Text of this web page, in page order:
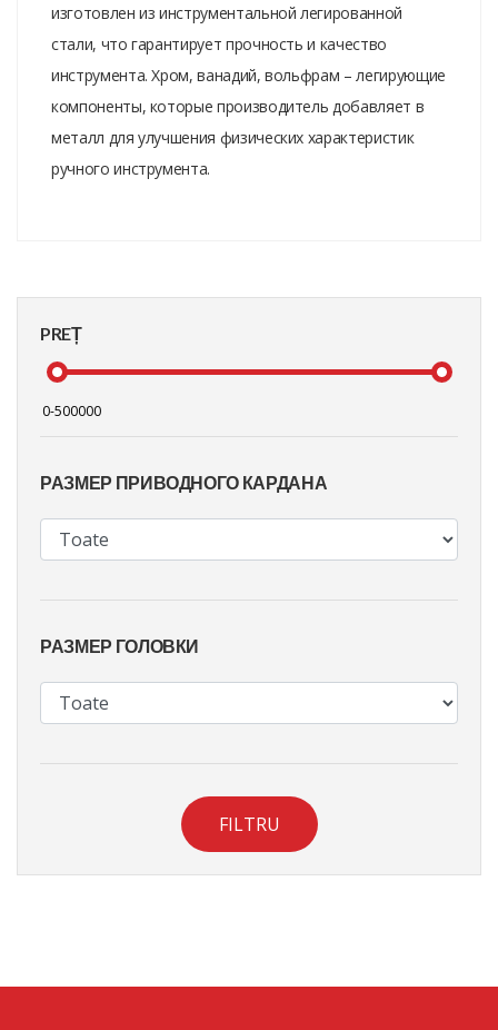
PREȚ
РАЗМЕР ПРИВОДНОГО КАРДАНА
РАЗМЕР ГОЛОВКИ
FILTRU
изготовлен из инструментальной легированной
стали, что гарантирует прочность и качество
инструмента. Хром, ванадий, вольфрам – легирующие
компоненты, которые производитель добавляет в
металл для улучшения физических характеристик
ручного инструмента.